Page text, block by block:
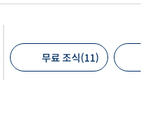
무료 조식(11)